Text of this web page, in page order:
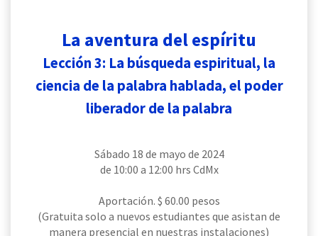
La aventura del espíritu
Lección 3: La búsqueda espiritual, la
ciencia de la palabra hablada, el poder
liberador de la palabra
Sábado 18 de mayo de 2024
de 10:00 a 12:00 hrs CdMx
Aportación. $ 60.00 pesos
(Gratuita solo a nuevos estudiantes que asistan de
manera presencial en nuestras instalaciones)